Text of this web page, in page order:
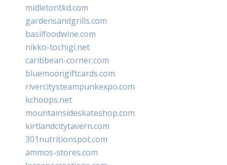
midletontkd.com
gardensandgrills.com
basilfoodwine.com
nikko-tochigi.net
caribbean-corner.com
bluemoongiftcards.com
rivercitysteampunkexpo.com
kchoops.net
mountainsideskateshop.com
kirtlandcitytavern.com
301nutritionspot.com
ammos-stores.com